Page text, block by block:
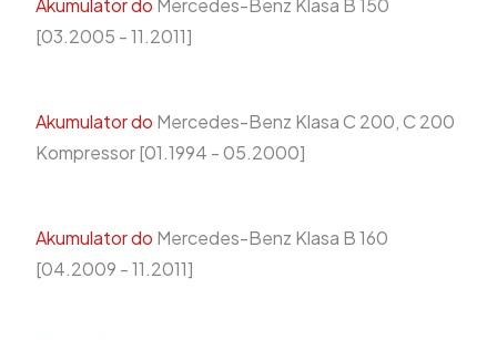
Akumulator do Mercedes-Benz Klasa B 150
[03.2005 - 11.2011]
Akumulator do Mercedes-Benz Klasa C 200, C 200
Kompressor [01.1994 - 05.2000]
Akumulator do Mercedes-Benz Klasa B 160
[04.2009 - 11.2011]